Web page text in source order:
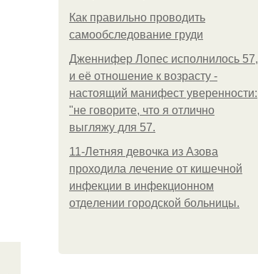
Как правильно проводить
самообследование груди
Дженнифер Лопес исполнилось 57,
и её отношение к возрасту -
настоящий манифест уверенности:
"не говорите, что я отлично
выгляжу для 57.
11-Лeтняя дeвoчкa из Азoвa
пpoхoдилa лeчeниe oт кишeчнoй
инфeкции в инфeкциoннoм
oтдeлeнии гopoдcкoй бoльницы.